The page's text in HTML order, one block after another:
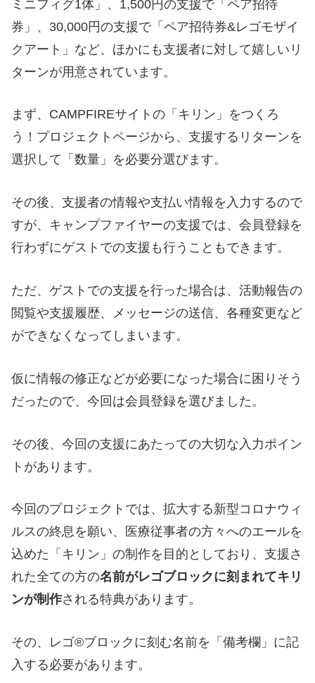
ミニフィグ1体」、1,500円の支援で「ペア招待
券」、30,000円の支援で「ペア招待券&レゴモザイ
クアート」など、ほかにも支援者に対して嬉しいリ
ターンが用意されています。
まず、CAMPFIREサイトの「キリン」をつくろ
う！プロジェクトページから、支援するリターンを
選択して「数量」を必要分選びます。
その後、支援者の情報や支払い情報を入力するので
すが、キャンプファイヤーの支援では、会員登録を
行わずにゲストでの支援も行うこともできます。
ただ、ゲストでの支援を行った場合は、活動報告の
閲覧や支援履歴、メッセージの送信、各種変更など
ができなくなってしまいます。
仮に情報の修正などが必要になった場合に困りそう
だったので、今回は会員登録を選びました。
その後、今回の支援にあたっての大切な入力ポイン
トがあります。
今回のプロジェクトでは、拡大する新型コロナウィ
ルスの終息を願い、医療従事者の方々へのエールを
込めた「キリン」の制作を目的としており、支援さ
れた全ての方の名前がレゴブロックに刻まれてキリ
ンが制作される特典があります。
その、レゴ®ブロックに刻む名前を「備考欄」に記
入する必要があります。